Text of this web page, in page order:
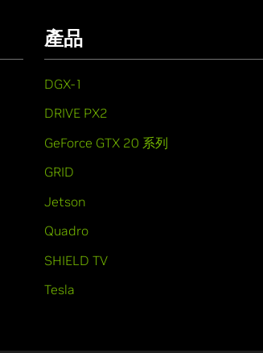
產品
DGX-1
DRIVE PX2
GeForce GTX 20 系列
GRID
Jetson
Quadro
SHIELD TV
Tesla